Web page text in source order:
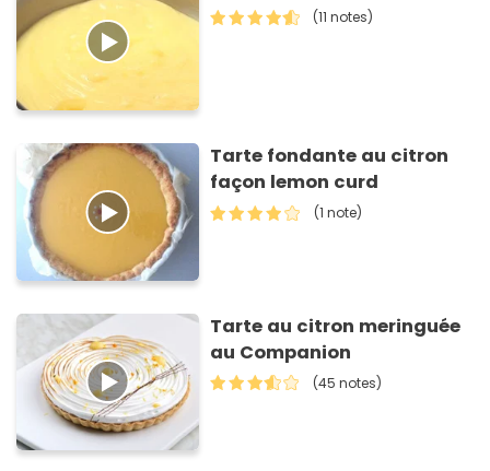
(11 notes)
Tarte fondante au citron
façon lemon curd
(1 note)
Tarte au citron meringuée
au Companion
(45 notes)